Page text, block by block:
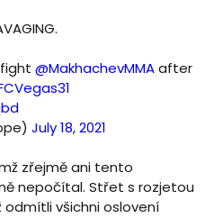
@MakhachevMMAafter
July 18, 2021
zřejmě ani tento
nepočítal. Střet s rozjetou
všichni oslovení